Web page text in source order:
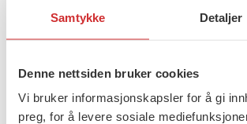
Samtykke Detaljer
Denne nettsiden bruker cookies
Vi bruker informasjonskapsler for å gi
preg, for å levere sosiale
Påskehilsen fra Mimmi, Marianne,
Henrik og Hanne.